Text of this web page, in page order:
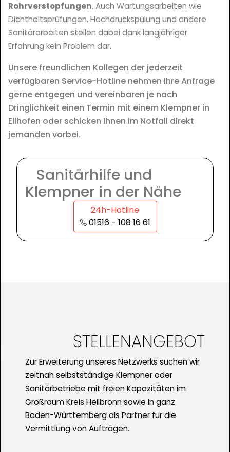
Rohrverstopfungen. Auch Wartungsarbeiten wie
Dichtheitsprüfungen, Hochdruckspülung und andere
Sanitärarbeiten stellen dabei dank langjähriger
Erfahrung kein Problem dar.
Unsere freundlichen Kollegen der jederzeit
verfügbaren Service-Hotline nehmen Ihre Anfrage
gerne entgegen und vereinbaren je nach
Dringlichkeit einen Termin mit einem Klempner in
Ellhofen oder schicken Ihnen im Notfall direkt
jemanden vorbei.
Sanitärhilfe und
Klempner in der Nähe
24h-Hotline
01516 - 108 16 61
STELLENANGEBOT
Zur Erweiterung unseres Netzwerks suchen wir
zeitnah selbstständige Klempner oder
Sanitärbetriebe mit freien Kapazitäten im
Großraum Kreis Heilbronn sowie in ganz
Baden-Württemberg als Partner für die
Vermittlung von Aufträgen.